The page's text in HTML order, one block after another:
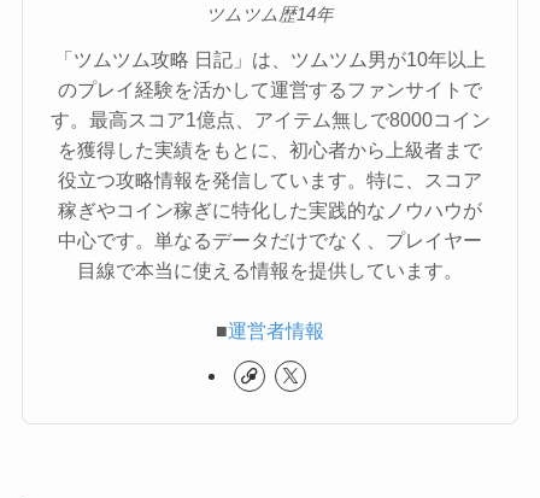
ツムツム歴14年
「ツムツム攻略 日記」は、ツムツム男が10年以上
のプレイ経験を活かして運営するファンサイトで
す。最高スコア1億点、アイテム無しで8000コイン
を獲得した実績をもとに、初心者から上級者まで
役立つ攻略情報を発信しています。特に、スコア
稼ぎやコイン稼ぎに特化した実践的なノウハウが
中心です。単なるデータだけでなく、プレイヤー
目線で本当に使える情報を提供しています。
■運営者情報